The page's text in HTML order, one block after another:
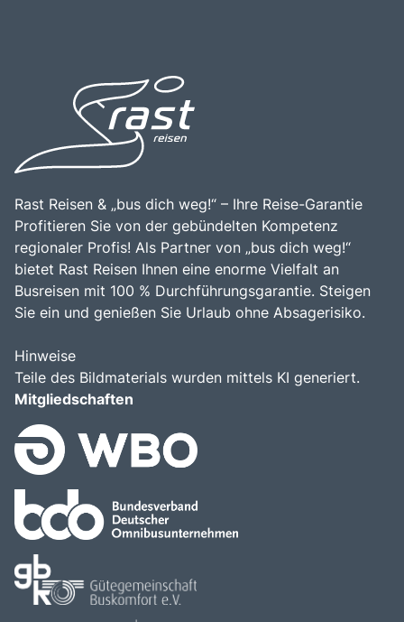
Rast Reisen & „bus dich weg!“ – Ihre Reise-Garantie
Profitieren Sie von der gebündelten Kompetenz
regionaler Profis! Als Partner von „bus dich weg!“
bietet Rast Reisen Ihnen eine enorme Vielfalt an
Busreisen mit 100 % Durchführungsgarantie. Steigen
Sie ein und genießen Sie Urlaub ohne Absagerisiko.
Hinweise
Teile des Bildmaterials wurden mittels KI generiert.
Mitgliedschaften